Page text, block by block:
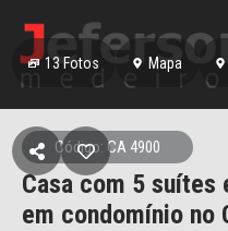
13 Fotos Mapa
Código: CA 4900
Casa com 5 suítes
em condomínio no